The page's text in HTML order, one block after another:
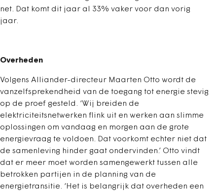
net. Dat komt dit jaar al 33% vaker voor dan vorig
jaar.
Overheden
Volgens Alliander-directeur Maarten Otto wordt de
vanzelfsprekendheid van de toegang tot energie stevig
op de proef gesteld. ‘Wij breiden de
elektriciteitsnetwerken flink uit en werken aan slimme
oplossingen om vandaag en morgen aan de grote
energievraag te voldoen. Dat voorkomt echter niet dat
de samenleving hinder gaat ondervinden.’ Otto vindt
dat er meer moet worden samengewerkt tussen alle
betrokken partijen in de planning van de
energietransitie. ‘Het is belangrijk dat overheden een